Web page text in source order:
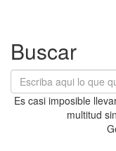
Buscar
Es casi imposible
multitud